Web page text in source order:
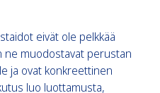
eivät ole pelkkää
ne muodostavat perustan
ja ovat konkreettinen
luo luottamusta,